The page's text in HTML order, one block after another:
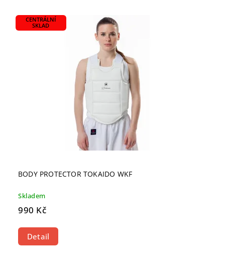
CENTRÁLNÍ
SKLAD
BODY PROTECTOR TOKAIDO WKF
Skladem
990 Kč
Detail